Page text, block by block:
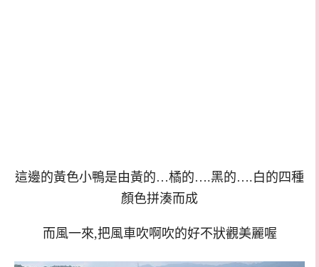
這邊的黃色小鴨是由黃的…橘的….黑的….白的四種
顏色拼湊而成
而風一來,把風車吹啊吹的好不狀觀美麗喔